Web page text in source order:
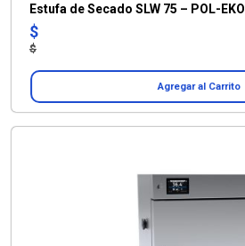
Estufa de Secado SLW 75 – POL-EKO
$
$
Agregar al Carrito